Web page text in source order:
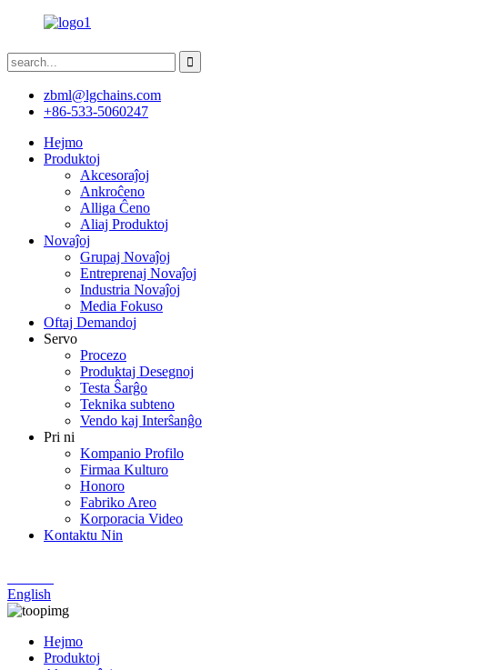
zbml@lgchains.com
+86-533-5060247
Hejmo
Produktoj
Akcesoraĵoj
Ankroĉeno
Alliga Ĉeno
Aliaj Produktoj
Novaĵoj
Grupaj Novaĵoj
Entreprenaj Novaĵoj
Industria Novaĵoj
Media Fokuso
Oftaj Demandoj
Servo
Procezo
Produktaj Desegnoj
Testa Ŝarĝo
Teknika subteno
Vendo kaj Interŝanĝo
Pri ni
Kompanio Profilo
Firmaa Kulturo
Honoro
Fabriko Areo
Korporacia Video
Kontaktu Nin
English
Hejmo
Produktoj